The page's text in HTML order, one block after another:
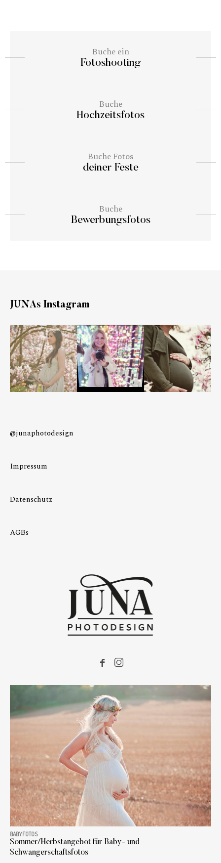
Buche ein
Fotoshooting
Buche
Hochzeitsfotos
Buche Fotos
deiner Feste
Buche
Bewerbungsfotos
JUNAs Instagram
@junaphotodesign
Impressum
Datenschutz
AGBs
BABYFOTOS
Sommer/Herbstangebot für Baby- und
Schwangerschaftsfotos